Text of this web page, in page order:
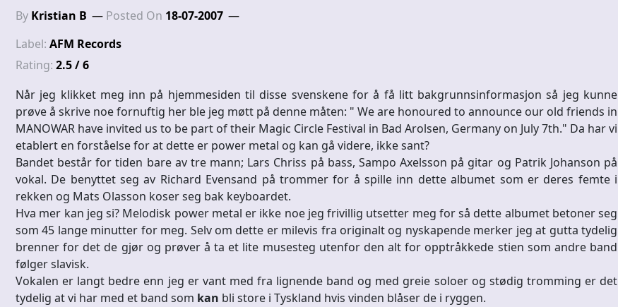
By Kristian B Posted On 18-07-2007
Label: AFM Records
Rating: 2.5 / 6
Når jeg klikket meg inn på hjemmesiden til disse svenskene for å få litt bakgrunnsinformasjon så jeg kunne
prøve å skrive noe fornuftig her ble jeg møtt på denne måten: " We are honoured to announce our old friends in
MANOWAR have invited us to be part of their Magic Circle Festival in Bad Arolsen, Germany on July 7th." Da har vi
etablert en forståelse for at dette er power metal og kan gå videre, ikke sant?
Bandet består for tiden bare av tre mann; Lars Chriss på bass, Sampo Axelsson på gitar og Patrik Johanson på
vokal. De benyttet seg av Richard Evensand på trommer for å spille inn dette albumet som er deres femte i
rekken og Mats Olasson koser seg bak keyboardet.
Hva mer kan jeg si? Melodisk power metal er ikke noe jeg frivillig utsetter meg for så dette albumet betoner seg
som 45 lange minutter for meg. Selv om dette er milevis fra originalt og nyskapende merker jeg at gutta tydelig
brenner for det de gjør og prøver å ta et lite musesteg utenfor den alt for opptråkkede stien som andre band
følger slavisk.
Vokalen er langt bedre enn jeg er vant med fra lignende band og med greie soloer og stødig tromming er det
tydelig at vi har med et band som kan bli store i Tyskland hvis vinden blåser de i ryggen.